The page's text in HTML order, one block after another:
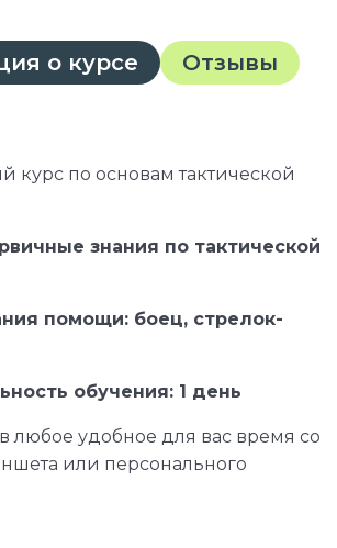
о курсе Отзывы
курс по основам тактической
знания по тактической
помощи: боец, стрелок-
обучения: 1 день
любое удобное для вас время со
или персонального